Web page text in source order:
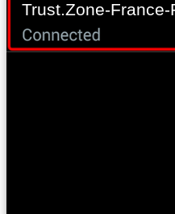
Trust.Zone-France-